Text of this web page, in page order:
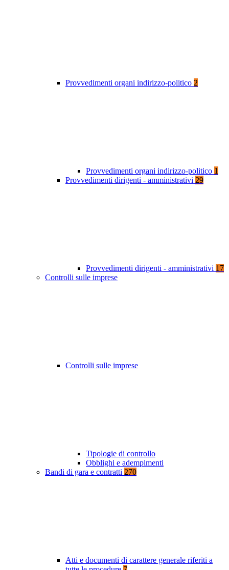
Provvedimenti organi indirizzo-politico 2
Provvedimenti organi indirizzo-politico 1
Provvedimenti dirigenti - amministrativi 29
Provvedimenti dirigenti - amministrativi 17
Controlli sulle imprese
Controlli sulle imprese
Tipologie di controllo
Obblighi e adempimenti
Bandi di gara e contratti 270
Atti e documenti di carattere generale riferiti a